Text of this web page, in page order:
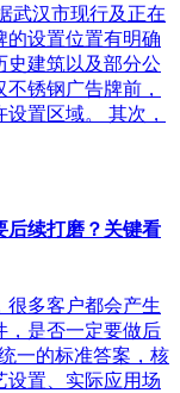
武汉市现行及正在
的设置位置有明确
史建筑以及部分公
锈钢广告牌前，
置区域。 其次，
后续打磨？关键看
很多客户都会产生
，是否一定要做后
一的标准答案，核
设置、实际应用场